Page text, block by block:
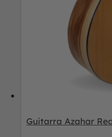
Guitarra Azahar
¡Oferta Exclusiva!